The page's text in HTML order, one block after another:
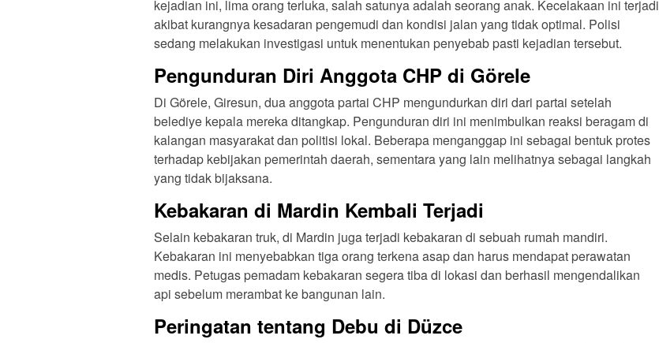
kejadian ini, lima orang terluka, salah satunya adalah seorang anak. Kecelakaan ini terjadi
akibat kurangnya kesadaran pengemudi dan kondisi jalan yang tidak optimal. Polisi
sedang melakukan investigasi untuk menentukan penyebab pasti kejadian tersebut.
Pengunduran Diri Anggota CHP di Görele
Di Görele, Giresun, dua anggota partai CHP mengundurkan diri dari partai setelah
belediye kepala mereka ditangkap. Pengunduran diri ini menimbulkan reaksi beragam di
kalangan masyarakat dan politisi lokal. Beberapa menganggap ini sebagai bentuk protes
terhadap kebijakan pemerintah daerah, sementara yang lain melihatnya sebagai langkah
yang tidak bijaksana.
Kebakaran di Mardin Kembali Terjadi
Selain kebakaran truk, di Mardin juga terjadi kebakaran di sebuah rumah mandiri.
Kebakaran ini menyebabkan tiga orang terkena asap dan harus mendapat perawatan
medis. Petugas pemadam kebakaran segera tiba di lokasi dan berhasil mengendalikan
api sebelum merambat ke bangunan lain.
Peringatan tentang Debu di Düzce